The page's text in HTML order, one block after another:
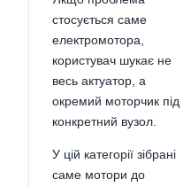
стосується саме
електромотора,
користувач шукає не
весь актуатор, а
окремий моторчик під
конкретний вузол.
У цій категорії зібрані
саме мотори до